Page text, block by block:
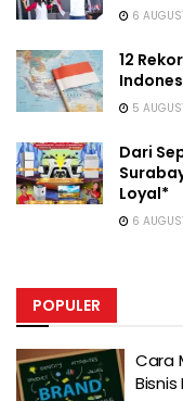
6
12
5
Dari
Loyal*
6
POPULER
Cara
Bisnis